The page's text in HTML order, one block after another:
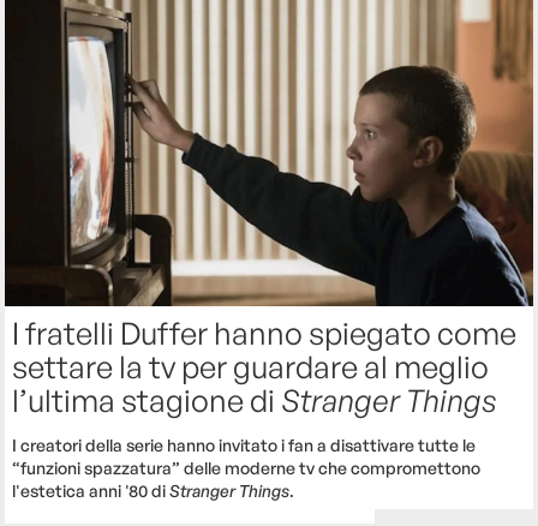
I fratelli Duffer hanno spiegato come
settare la tv per guardare al meglio
l’ultima stagione di Stranger Things
I creatori della serie hanno invitato i fan a disattivare tutte le
“funzioni spazzatura” delle moderne tv che compromettono
l'estetica anni '80 diStranger Things.